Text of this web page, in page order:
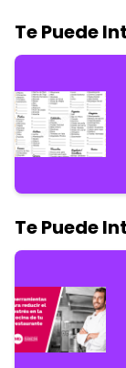
Te Puede
Te Puede